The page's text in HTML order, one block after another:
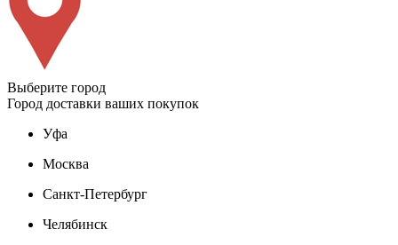
Выберите город
Город доставки ваших покупок
Уфа
Москва
Санкт-Петербург
Челябинск